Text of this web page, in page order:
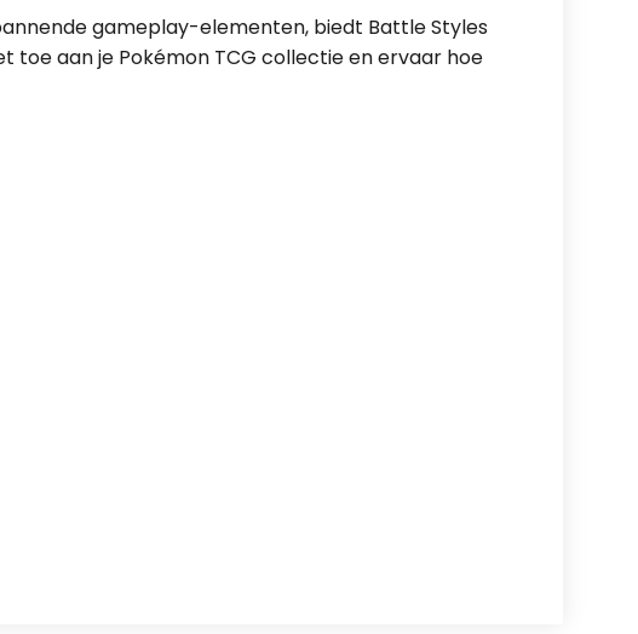
gameplay-elementen, biedt Battle Styles
toe aan je Pokémon TCG collectie en ervaar hoe